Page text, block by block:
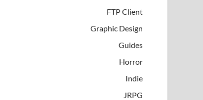
FTP Client
Graphic Design
Guides
Horror
Indie
JRPG